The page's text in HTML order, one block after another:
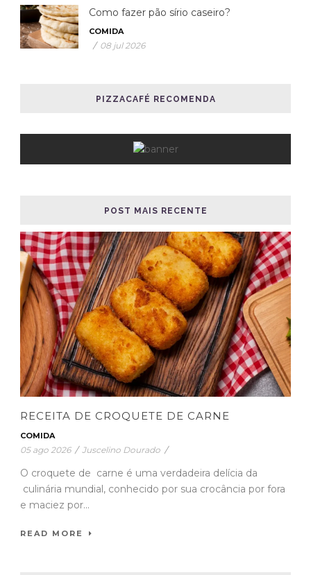
Como fazer pão sírio caseiro?
COMIDA
/ 08 jul 2026
PIZZACAFÉ RECOMENDA
POST MAIS RECENTE
RECEITA DE CROQUETE DE CARNE
COMIDA
05 ago 2026 / Juscelino Dourado /
O croquete de carne é uma verdadeira delícia da
culinária mundial, conhecido por sua crocância por fora
e maciez por...
READ MORE